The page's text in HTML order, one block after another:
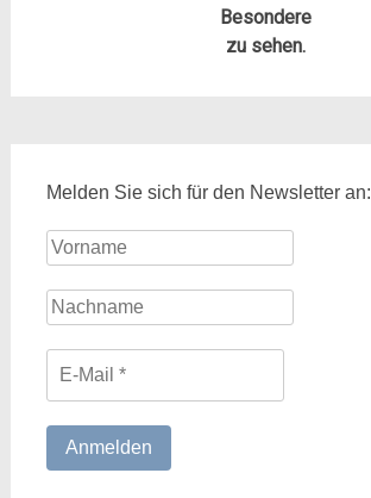
Besondere
zu sehen.
Melden Sie sich für den Newsletter an: